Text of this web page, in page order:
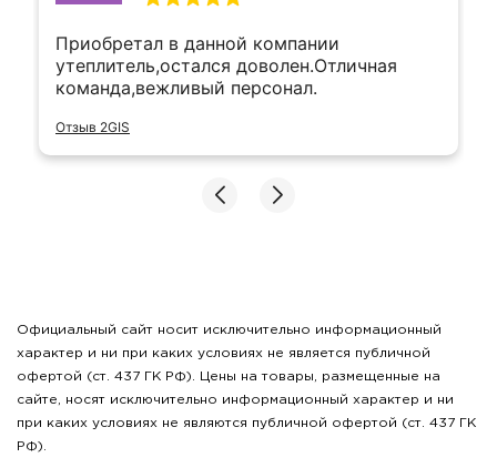
Приобретал в данной компании
утеплитель,остался доволен.Отличная
команда,вежливый персонал.
Отзыв 2GIS
Официальный сайт носит исключительно информационный
характер и ни при каких условиях не является публичной
офертой (ст. 437 ГК РФ). Цены на товары, размещенные на
сайте, носят исключительно информационный характер и ни
при каких условиях не являются публичной офертой (ст. 437 ГК
РФ).